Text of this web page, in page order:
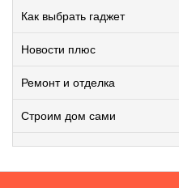
Как выбрать гаджет
Новости плюс
Ремонт и отделка
Строим дом сами